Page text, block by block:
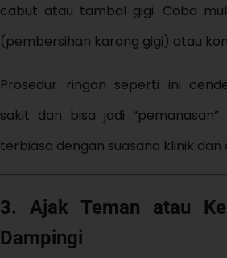
cabut atau tambal gigi. Coba
(pembersihan karang gigi) atau
Prosedur ringan seperti ini
sakit dan bisa jadi
terbiasa dengan suasana klinik
3. Ajak Teman atau
Dampingi